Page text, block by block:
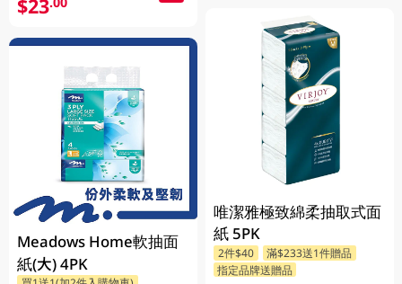
$23
Meadows Home軟抽面
紙(大) 4PK
唯潔雅極致綿柔抽取式面
紙 5PK
2件$40
滿$233送1件贈品
指定品牌送贈品